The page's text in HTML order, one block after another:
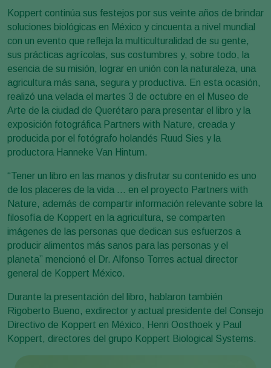
Koppert continúa sus festejos por sus veinte años de brindar
soluciones biológicas en México y cincuenta a nivel mundial
con un evento que refleja la multiculturalidad de su gente,
sus prácticas agrícolas, sus costumbres y, sobre todo, la
esencia de su misión, lograr en unión con la naturaleza, una
agricultura más sana, segura y productiva. En esta ocasión,
realizó una velada el martes 3 de octubre en el Museo de
Arte de la ciudad de Querétaro para presentar el libro y la
exposición fotográfica Partners with Nature, creada y
producida por el fotógrafo holandés Ruud Sies y la
productora Hanneke Van Hintum.
“Tener un libro en las manos y disfrutar su contenido es uno
de los placeres de la vida … en el proyecto Partners with
Nature, además de compartir información relevante sobre la
filosofía de Koppert en la agricultura, se comparten
imágenes de las personas que dedican sus esfuerzos a
producir alimentos más sanos para las personas y el
planeta” mencionó el Dr. Alfonso Torres actual director
general de Koppert México.
Durante la presentación del libro, hablaron también
Rigoberto Bueno, exdirector y actual presidente del Consejo
Directivo de Koppert en México, Henri Oosthoek y Paul
Koppert, directores del grupo Koppert Biological Systems.